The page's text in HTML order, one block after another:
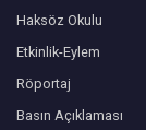
Haksöz Okulu
Etkinlik-Eylem
Röportaj
Basın Açıklaması